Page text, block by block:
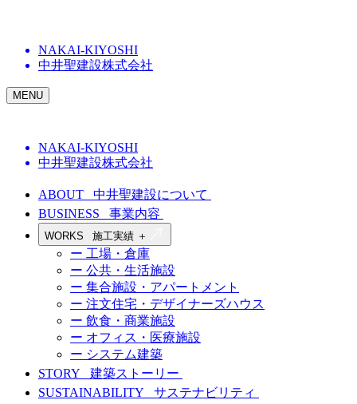
NAKAI-KIYOSHI
中井聖建設株式会社
MENU
NAKAI-KIYOSHI
中井聖建設株式会社
ABOUT 中井聖建設について
BUSINESS 事業内容
WORKS 施工実績 ＋
ー 工場・倉庫
ー 公共・生活施設
ー 集合施設・アパートメント
ー 注文住宅・デザイナーズハウス
ー 飲食・商業施設
ー オフィス・医療施設
ー システム建築
STORY 建築ストーリー
SUSTAINABILITY サステナビリティ